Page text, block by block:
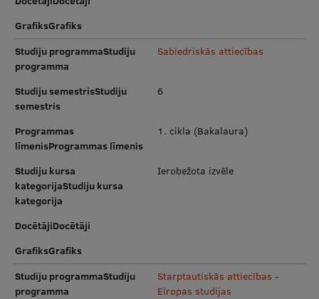
GrafiksGrafiks
Studiju programmaStudiju
programma
Sabiedriskās attiecības
Studiju semestrisStudiju
semestris
6
Programmas
līmenisProgrammas līmenis
1. cikla (Bakalaura)
Studiju kursa
kategorijaStudiju kursa
kategorija
Ierobežota izvēle
DocētājiDocētāji
GrafiksGrafiks
Studiju programmaStudiju
programma
Starptautiskās attiecības -
Eiropas studijas